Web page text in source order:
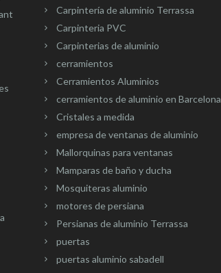
Carpintería de aluminio Terrassa
Carpinteria PVC
Carpinterias de aluminio
cerramientos
Cerramientos Aluminios
cerramientos de aluminio en Barcelona
Cristales a medida
empresa de ventanas de aluminio
Mallorquinas para ventanas
Mamparas de baño y ducha
Mosquiteras aluminio
motores de persiana
Persianas de aluminio Terrassa
puertas
puertas aluminio sabadell